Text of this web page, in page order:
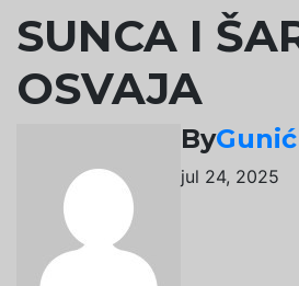
SUNCA I
OSVAJA
By
jul 24, 2025